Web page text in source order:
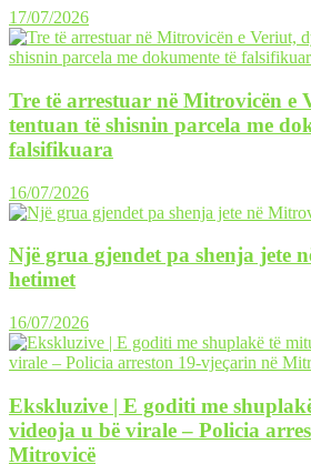
17/07/2026
Tre të arrestuar në Mitrovicën e
tentuan të shisnin parcela me
falsifikuara
16/07/2026
Një grua gjendet pa shenja jete
hetimet
16/07/2026
Ekskluzive | E goditi me
videoja u bë virale – Policia
Mitrovicë